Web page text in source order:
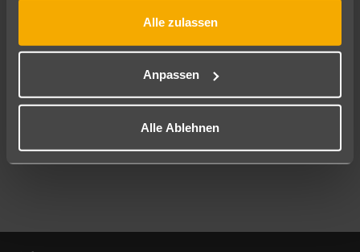
Alle zulassen
Anpassen
Alle Ablehnen
Mehr Filter anzeigen